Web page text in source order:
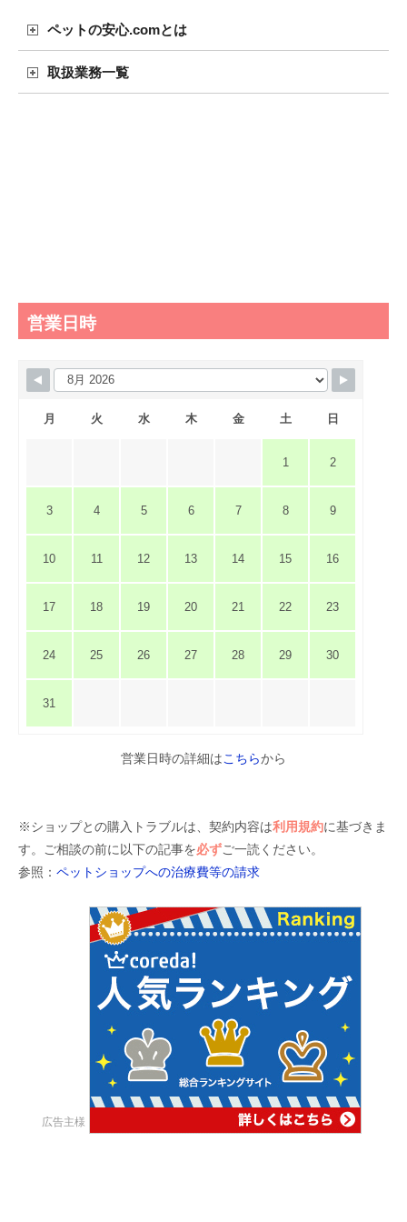
ペットの安心.comとは
取扱業務一覧
営業日時
月 火 水 木 金 土 日
1 2
3 4 5 6 7 8 9
10 11 12 13 14 15 16
17 18 19 20 21 22 23
24 25 26 27 28 29 30
31
営業日時の詳細はこちらから
※ショップとの購入トラブルは、契約内容は利用規約に基づきま
す。ご相談の前に以下の記事を必ずご一読ください。
参照： ペットショップへの治療費等の請求
広告主様